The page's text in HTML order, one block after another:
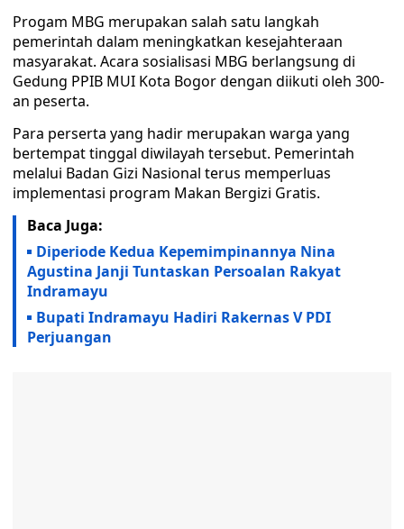
Progam MBG merupakan salah satu langkah
pemerintah dalam meningkatkan kesejahteraan
masyarakat. Acara sosialisasi MBG berlangsung di
Gedung PPIB MUI Kota Bogor dengan diikuti oleh 300-
an peserta.
Para perserta yang hadir merupakan warga yang
bertempat tinggal diwilayah tersebut. Pemerintah
melalui Badan Gizi Nasional terus memperluas
implementasi program Makan Bergizi Gratis.
Baca Juga:
Diperiode Kedua Kepemimpinannya Nina
Agustina Janji Tuntaskan Persoalan Rakyat
Indramayu
Bupati Indramayu Hadiri Rakernas V PDI
Perjuangan